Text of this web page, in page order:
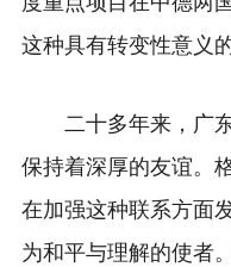
这种具有转变性意义
二十多年来，广
保持着深厚的友谊。
在加强这种联系方面
为和平与理解的使者